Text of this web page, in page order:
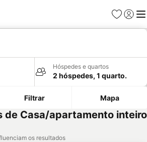
Favoritos
Iniciar
Hóspedes e quartos
2 hóspedes, 1 quarto.
Filtrar Mapa
de Casa/apartamento inteiro
os resultados